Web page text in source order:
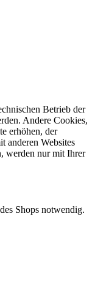
Betrieb der
Andere Cookies,
erhöhen, der
anderen Websites
werden nur mit Ihrer
Shops notwendig.